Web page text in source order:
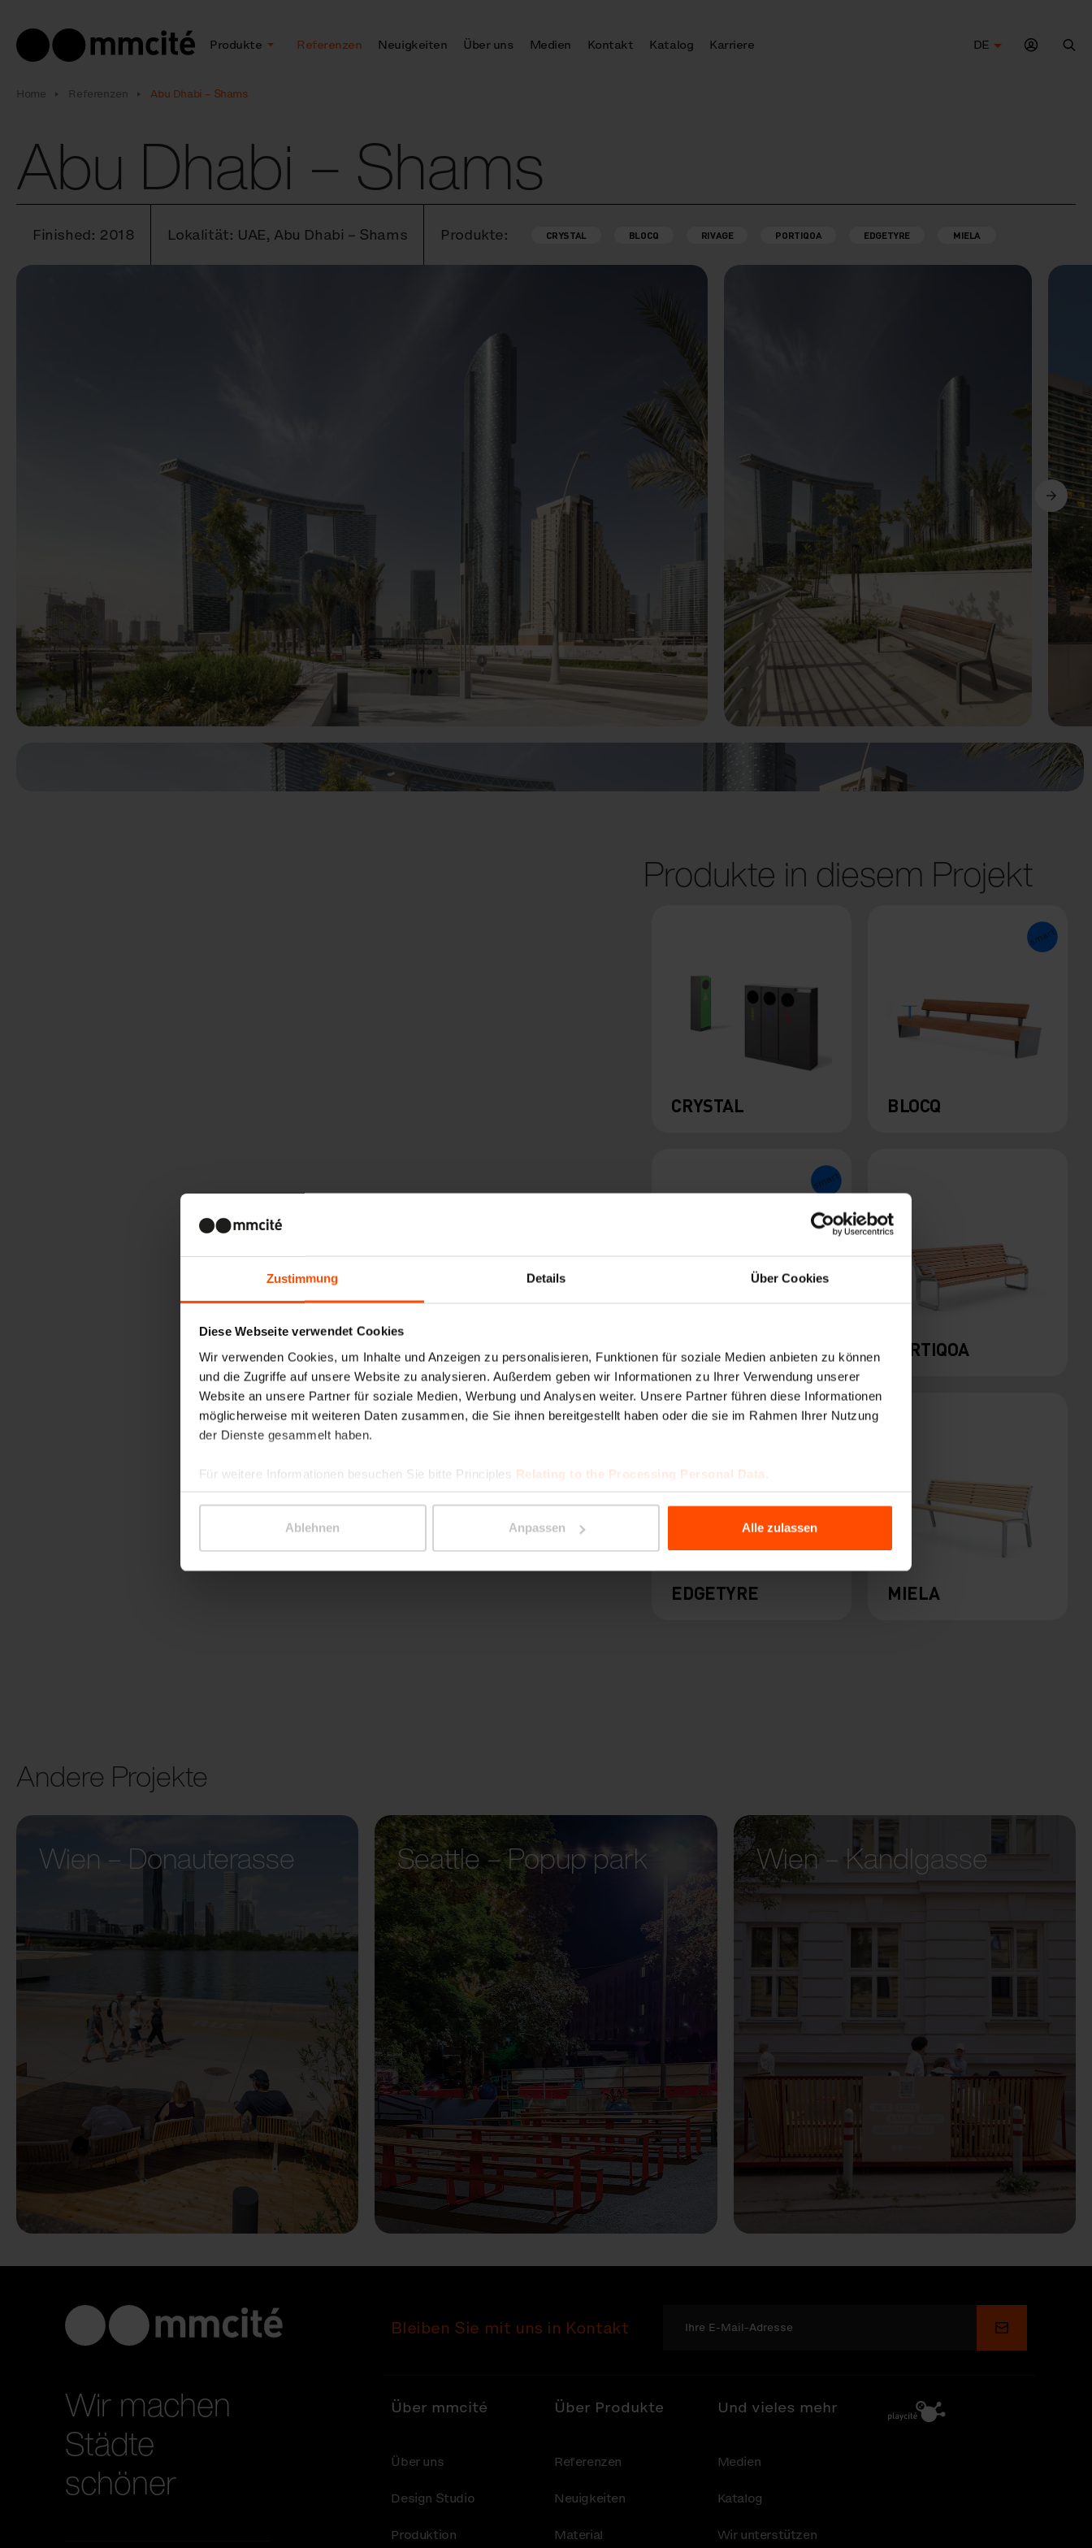
Zustimmung Details Über Cookies
Diese Webseite verwendet Cookies
Wir verwenden Cookies, um Inhalte und Anzeigen zu personalisieren, Funktionen für soziale Medien anbieten zu können
und die Zugriffe auf unsere Website zu analysieren. Außerdem geben wir Informationen zu Ihrer Verwendung unserer
Website an unsere Partner für soziale Medien, Werbung und Analysen weiter. Unsere Partner führen diese Informationen
möglicherweise mit weiteren Daten zusammen, die Sie ihnen bereitgestellt haben oder die sie im Rahmen Ihrer Nutzung
der Dienste gesammelt haben.
Für weitere Informationen besuchen Sie bitte Principles Relating to the Processing Personal Data.
Ablehnen Anpassen Alle zulassen
Produkte Referenzen Neuigkeiten Über uns Medien Kontakt Katalog Karriere
DE
Home Referenzen Abu Dhabi – Shams
Abu Dhabi – Shams
Finished: 2018 Lokalität: UAE, Abu Dhabi – Shams Produkte: CRYSTAL BLOCQ RIVAGE PORTIQOA EDGETYRE MIELA
Weiter
Produkte in diesem Projekt
CRYSTAL BLOCQ
RIVAGE PORTIQOA
EDGETYRE MIELA
Andere Projekte
Wien – Donauterasse
Seattle – Popup park Wien – Kandlgasse
Wir machen
Städte
schöner
Bleiben Sie mit uns in Kontakt Senden
Über mmcité
Über uns
Design Studio
Produktion
Über Produkte
Referenzen
Neuigkeiten
Material
Und vieles mehr
Medien
Katalog
Wir unterstützen